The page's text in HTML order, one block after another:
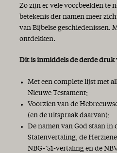
Zo zijn er vele voorbeelden te
betekenis der namen meer
van Bijbelse geschiedenissen.
ontdekken.
Dit is inmiddels de derde druk
Met een complete lijst met
Nieuwe Testament;
Voorzien van de
(en de uitspraak daarvan);
De namen van God staan in
Statenvertaling, de
NBG-’51-vertaling en de